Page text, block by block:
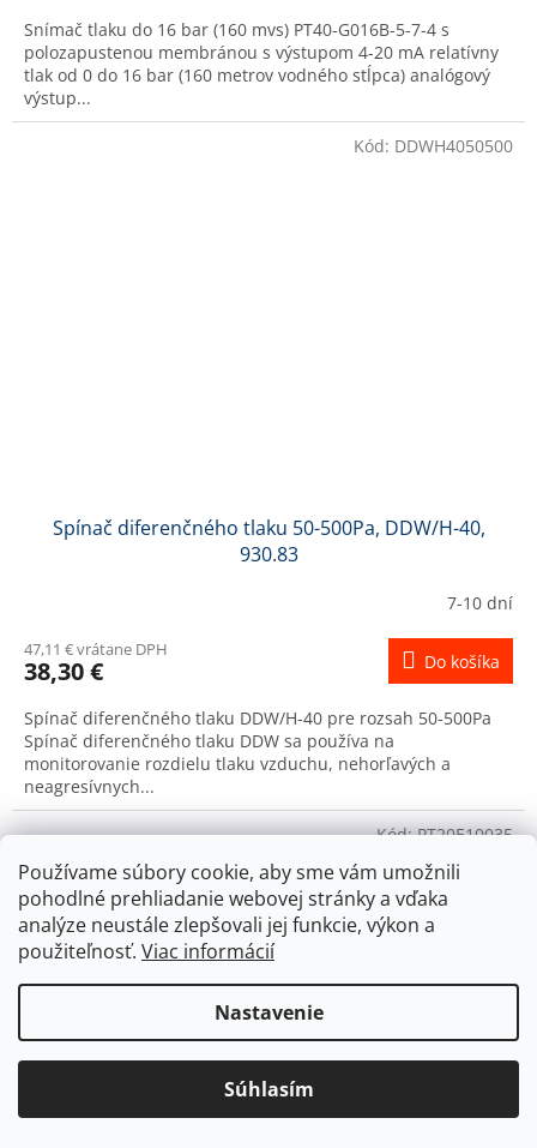
Používame súbory cookie, aby sme vám umožnili
pohodlné prehliadanie webovej stránky a vďaka
analýze neustále zlepšovali jej funkcie, výkon a
použiteľnosť. Viac informácií
Nastavenie
Súhlasím
Snímač tlaku do 16 bar (160 mvs) PT40-G016B-5-7-4 s
polozapustenou membránou s výstupom 4-20 mA relatívny
tlak od 0 do 16 bar (160 metrov vodného stĺpca) analógový
výstup...
Spínač diferenčného tlaku 50-500Pa, DDW/H-40,
930.83
7-10 dní
47,11 € vrátane DPH
38,30 € Do košíka
Spínač diferenčného tlaku DDW/H-40 pre rozsah 50-500Pa
Spínač diferenčného tlaku DDW sa používa na
monitorovanie rozdielu tlaku vzduchu, nehorľavých a
neagresívnych...
Kód: DDWH4050500
Kód:PT20E10035